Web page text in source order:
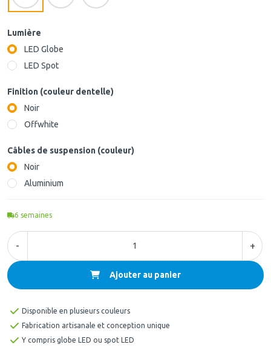
Lumière
LED Globe
LED Spot
Finition (couleur dentelle)
Noir
Offwhite
Câbles de suspension (couleur)
Noir
Aluminium
6 semaines
- +
Ajouter au panier
Disponible en plusieurs couleurs
Fabrication artisanale et conception unique
Y compris globe LED ou spot LED